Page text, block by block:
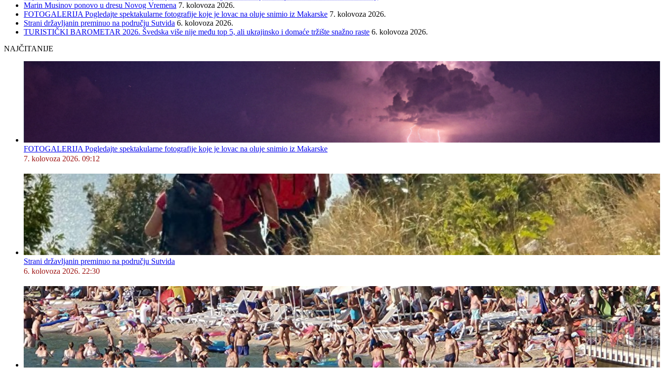
Marin Musinov ponovo u dresu Novog Vremena 7. kolovoza 2026.
FOTOGALERIJA Pogledajte spektakularne fotografije koje je lovac na oluje snimio iz Makarske 7. kolovoza 2026.
Strani državljanin preminuo na području Sutvida 6. kolovoza 2026.
TURISTIČKI BAROMETAR 2026. Švedska više nije među top 5, ali ukrajinsko i domaće tržište snažno raste 6. kolovoza 2026.
NAJČITANIJE
FOTOGALERIJA Pogledajte spektakularne fotografije koje je lovac na oluje snimio iz Makarske
7. kolovoza 2026. 09:12
Strani državljanin preminuo na području Sutvida
6. kolovoza 2026. 22:30